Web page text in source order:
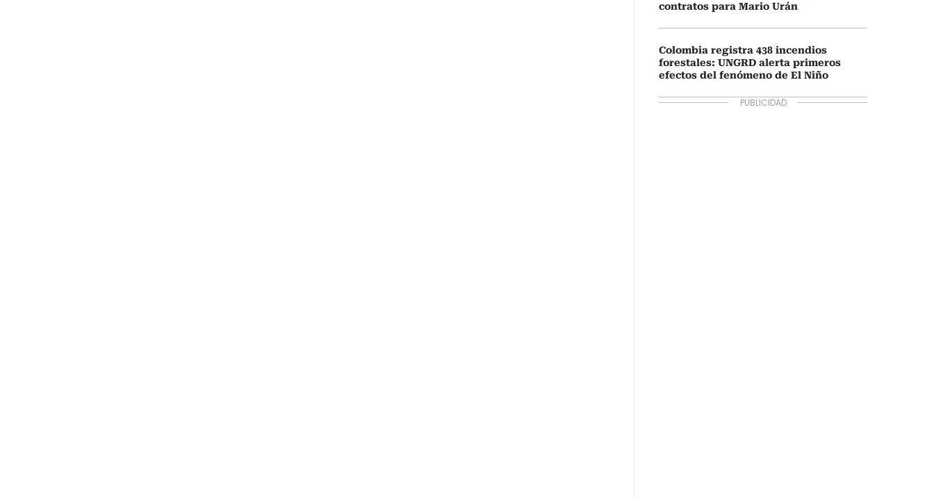
contratos para Mario Urán
Colombia registra 438 incendios
forestales: UNGRD alerta primeros
efectos del fenómeno de El Niño